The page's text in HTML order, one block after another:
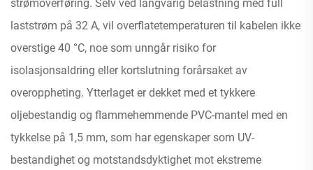
strømoverføring. Selv ved langvarig belastning med full
laststrøm på 32 A, vil overflatetemperaturen til kabelen ikke
overstige 40 °C, noe som unngår risiko for
isolasjonsaldring eller kortslutning forårsaket av
overoppheting. Ytterlaget er dekket med et tykkere
oljebestandig og flammehemmende PVC-mantel med en
tykkelse på 1,5 mm, som har egenskaper som UV-
bestandighet og motstandsdyktighet mot ekstreme